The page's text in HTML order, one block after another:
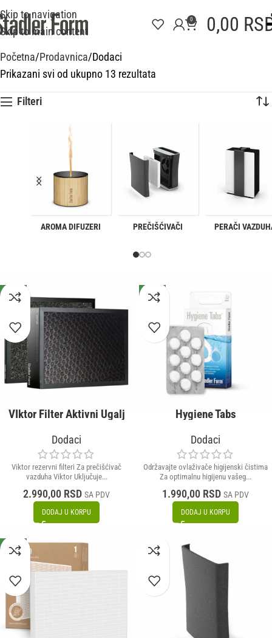
Skip to navigation
Skip to main content
0 0,00
Početna Prodavnica Dodaci
Prikazani svi od ukupno 13 rezultata
Filteri
AROMA DIFUZERI PREČIŠĆIVAČI PERAČI
NOVO
VIktor Filter Aktivni Ugalj
Dodaci
Viktor rezervni filteri Za prečišćivač
vazduha Viktor Uključuje...
2.990,00 RSD SA PDV
DODAJ U KORPU
NOVO
Hygiene Tabs
Dodaci
Održavajte ovlaživače higijenski čistima
Za optimalnu higijenu vašeg...
1.990,00 RSD SA PDV
DODAJ U KORPU
NOVO